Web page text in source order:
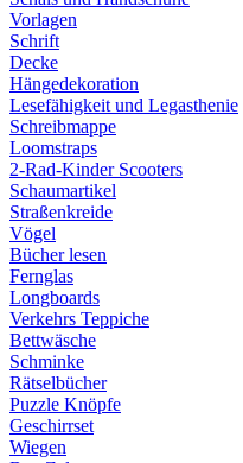
Vorlagen
Schrift
Decke
Hängedekoration
Lesefähigkeit und Legasthenie
Schreibmappe
Loomstraps
2-Rad-Kinder Scooters
Schaumartikel
Straßenkreide
Vögel
Bücher lesen
Fernglas
Longboards
Verkehrs Teppiche
Bettwäsche
Schminke
Rätselbücher
Puzzle Knöpfe
Geschirrset
Wiegen